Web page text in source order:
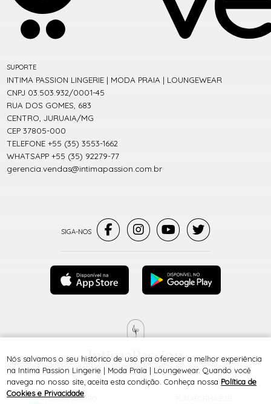
SITE 100% SEGURO
SUPORTE
INTIMA PASSION LINGERIE | MODA PRAIA | LOUNGEWEAR
CNPJ 03.503.932/0001-45
RUA DOS GOMES, 683
CENTRO, JURUAIA/MG
CEP 37805-000
TELEFONE +55 (35) 3553-1662
WHATSAPP +55 (35) 92279-77
gerencia.vendas@intimapassion.com.br
® TODOS DIREITOS RESERVADOS
Nós salvamos o seu histórico de uso pra oferecer a melhor experiência
na Intima Passion Lingerie | Moda Praia | Loungewear. Quando você
navega no nosso site, aceita esta condição. Conheça nossa Política de
Cookies e Privacidade